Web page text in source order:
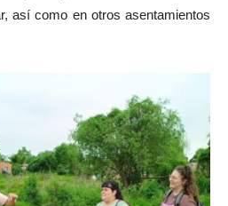
así como en otros asentamientos